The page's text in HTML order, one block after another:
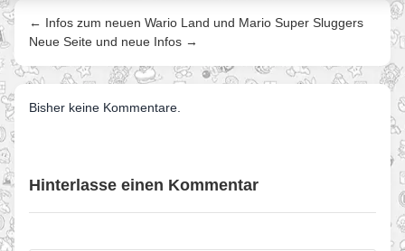
← Infos zum neuen Wario Land und Mario Super Sluggers
Neue Seite und neue Infos →
Bisher keine Kommentare.
Hinterlasse einen Kommentar